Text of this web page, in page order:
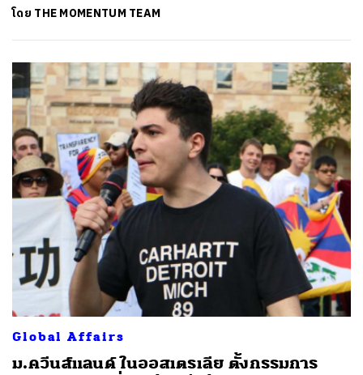
โดย THE MOMENTUM TEAM
Global Affairs
ม.ควีนส์แลนด์ ในออสเตรเลีย ตั้งกรรมการ